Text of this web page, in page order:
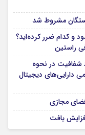
مشروط شد
و کدام ضرر کرده‌اید؟
شفافیت در نحوه
دارایی‌های دیجیتال
مجازی
یافت